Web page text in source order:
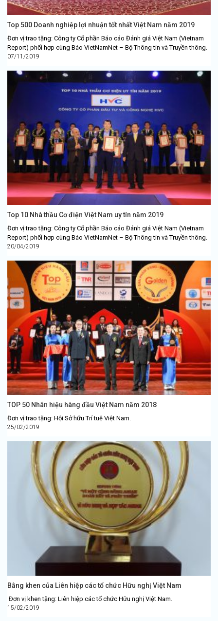
Top 500 Doanh nghiệp lợi nhuận tốt nhất Việt Nam năm 2019
Đơn vị trao tặng: Công ty Cổ phần Báo cáo Đánh giá Việt Nam (Vietnam
Report) phối hợp cùng Báo VietNamNet – Bộ Thông tin và Truyền thông.
07/11/2019
Top 10 Nhà thầu Cơ điện Việt Nam uy tín năm 2019
Đơn vị trao tặng: Công ty Cổ phần Báo cáo Đánh giá Việt Nam (Vietnam
Report) phối hợp cùng Báo VietNamNet – Bộ Thông tin và Truyền thông.
20/04/2019
TOP 50 Nhãn hiệu hàng đầu Việt Nam năm 2018
Đơn vị trao tặng: Hội Sở hữu Trí tuệ Việt Nam.
25/02/2019
Bằng khen của Liên hiệp các tổ chức Hữu nghị Việt Nam
Đơn vị khen tặng: Liên hiệp các tổ chức Hữu nghị Việt Nam.
15/02/2019